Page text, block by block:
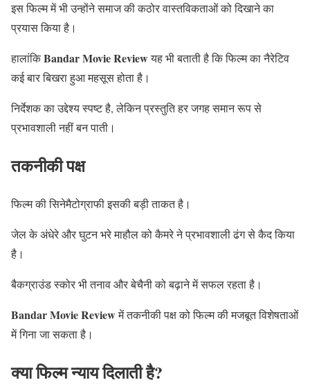
इस फिल्म में भी उन्होंने समाज की कठोर वास्तविकताओं को दिखाने का
प्रयास किया है।
हालांकिBandar Movie Reviewयह भी बताती है कि फिल्म का नैरेटिव
कई बार बिखरा हुआ महसूस होता है।
निर्देशक का उद्देश्य स्पष्ट है, लेकिन प्रस्तुति हर जगह समान रूप से
प्रभावशाली नहीं बन पाती।
तकनीकी पक्ष
फिल्म की सिनेमैटोग्राफी इसकी बड़ी ताकत है।
जेल के अंधेरे और घुटन भरे माहौल को कैमरे ने प्रभावशाली ढंग से कैद किया
है।
बैकग्राउंड स्कोर भी तनाव और बेचैनी को बढ़ाने में सफल रहता है।
Bandar Movie Reviewमें तकनीकी पक्ष को फिल्म की मजबूत विशेषताओं
में गिना जा सकता है।
क्या फिल्म न्याय दिलाती है?